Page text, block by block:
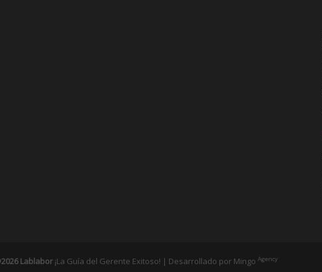
Lablabor ¡La Guía del Gerente Exitoso! | Desarrollado por Mingo Agency